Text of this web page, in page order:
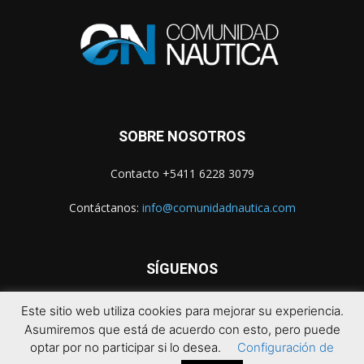
SOBRE NOSOTROS
Contacto +5411 6228 3079
Contáctanos: info@comunidadnautica.com
SÍGUENOS
Este sitio web utiliza cookies para mejorar su experiencia.
Asumiremos que está de acuerdo con esto, pero puede
optar por no participar si lo desea.
Configuración de